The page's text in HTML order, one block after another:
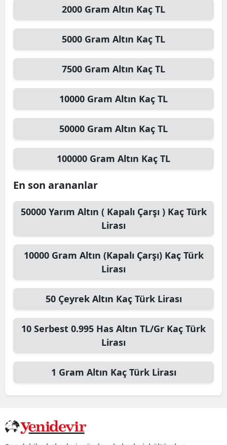
2000 Gram Altın Kaç TL
5000 Gram Altın Kaç TL
7500 Gram Altın Kaç TL
10000 Gram Altın Kaç TL
50000 Gram Altın Kaç TL
100000 Gram Altın Kaç TL
En son arananlar
50000 Yarım Altın ( Kapalı Çarşı )Kaç Türk
Lirası
10000 Gram Altın (Kapalı Çarşı)Kaç Türk
Lirası
50 Çeyrek Altın Kaç Türk Lirası
10 Serbest 0.995 Has Altın TL/Gr Kaç Türk
Lirası
1 Gram Altın Kaç Türk Lirası